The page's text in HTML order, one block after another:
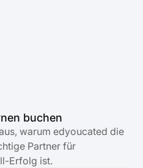
buchen
warum edyoucated die
Partner für
Erfolg ist.